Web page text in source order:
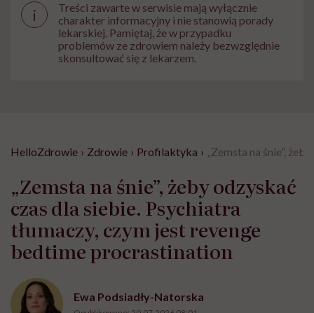
i
Treści zawarte w serwisie mają wyłącznie
charakter informacyjny i nie stanowią porady
lekarskiej. Pamiętaj, że w przypadku
problemów ze zdrowiem należy bezwzględnie
skonsultować się z lekarzem.
HelloZdrowie › Zdrowie › Profilaktyka › „Zemsta na śnie”,
„Zemsta na śnie”, żeby odzyskać
czas dla siebie. Psychiatra
tłumaczy, czym jest revenge
bedtime procrastination
Ewa Podsiadły-Natorska